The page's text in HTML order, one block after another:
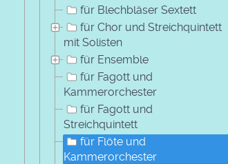
für Blechbläser Sextett
für Chor und Streichquintett
mit Solisten
für Ensemble
für Fagott und
Kammerorchester
für Fagott und
Streichquintett
für Flöte und
Kammerorchester